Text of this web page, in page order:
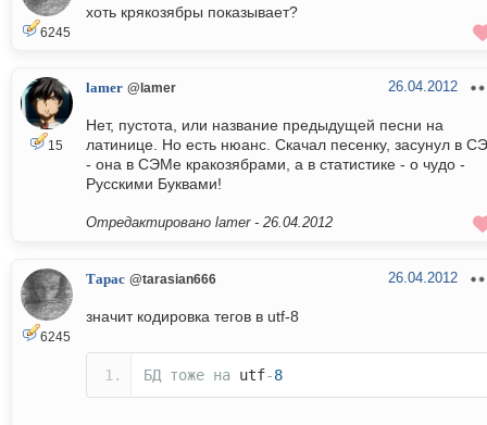
6245
хоть крякозябры показывает?
15
lamer @lamer 26.04.2012
Нет, пустота, или название предыдущей песни на
латинице. Но есть нюанс. Скачал песенку, засунул в
- она в СЭМе кракозябрами, а в статистике - о чудо -
Русскими Буквами!
Отредактировано lamer - 26.04.2012
6245
Тарас @tarasian666 26.04.2012
значит кодировка тегов в utf-8
БД тоже на utf-8